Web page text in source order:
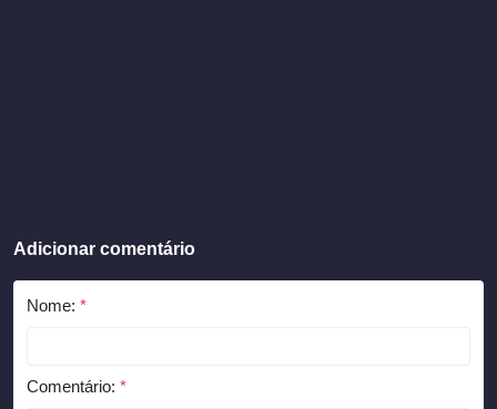
Adicionar comentário
Nome: *
Comentário: *